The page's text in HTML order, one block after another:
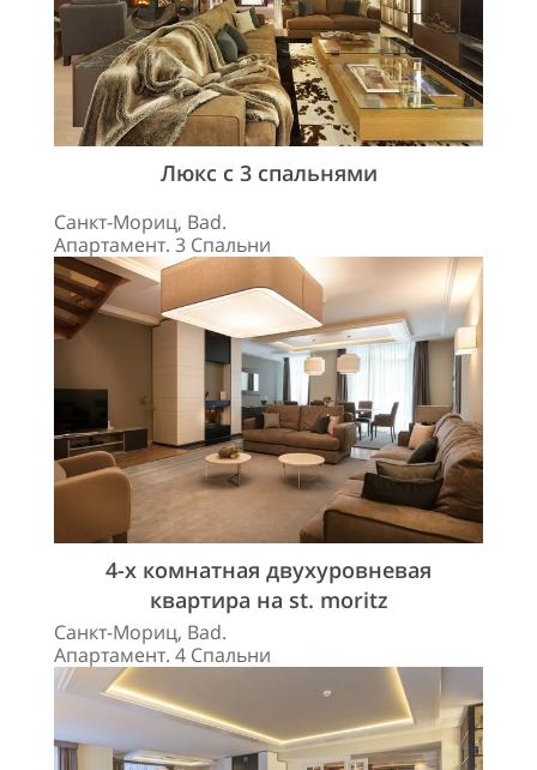
Люкс с 3 спальнями
Санкт-Мориц, Bad.
Апартамент. 3 Спальни
4-х комнатная двухуровневая
квартира на st. moritz
Санкт-Мориц, Bad.
Апартамент. 4 Спальни